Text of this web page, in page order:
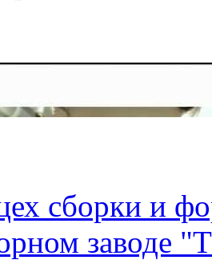
сборки и
заводе